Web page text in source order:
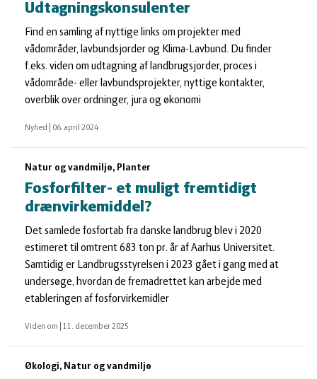
Udtagningskonsulenter
Find en samling af nyttige links om projekter med
vådområder, lavbundsjorder og Klima-Lavbund. Du finder
f.eks. viden om udtagning af landbrugsjorder, proces i
vådområde- eller lavbundsprojekter, nyttige kontakter,
overblik over ordninger, jura og økonomi
Nyhed 06. april 2024
Natur og vandmiljø, Planter
Fosforfilter- et muligt fremtidigt
drænvirkemiddel?
Det samlede fosfortab fra danske landbrug blev i 2020
estimeret til omtrent 683 ton pr. år af Aarhus Universitet.
Samtidig er Landbrugsstyrelsen i 2023 gået i gang med at
undersøge, hvordan de fremadrettet kan arbejde med
etableringen af fosforvirkemidler
Viden om 11. december 2025
Økologi, Natur og vandmiljø